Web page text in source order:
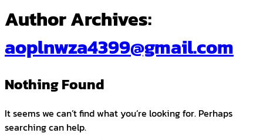
Author Archives:
aoplnwza4399@gmail.com
Nothing Found
It seems we can’t find what you’re looking for. Perhaps
searching can help.